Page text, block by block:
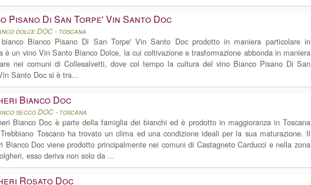
Pisano Di San Torpe' Vin Santo Doc
dolce DOC - toscana
Bianco Pisano Di San Torpe' Vin Santo Doc prodotto in maniera particolare in
è un vino Vin Santo Bianco Dolce, la cui coltivazione e trasformazione abbonda in maniera
nei comuni di Collesalvetti, dove col tempo la cultura del vino Bianco Pisano Di San
Santo Doc si è tra...
Bianco Doc
secco DOC - toscana
Bianco Doc è parte della famiglia dei bianchi ed è prodotto in maggioranza in Toscana
Toscano ha trovato un clima ed una condizione ideali per la sua maturazione. Il
Bianco Doc viene prodotto principalmente nei comuni di Castagneto Carducci e nella zona
esso deriva non solo da ...
Rosato Doc